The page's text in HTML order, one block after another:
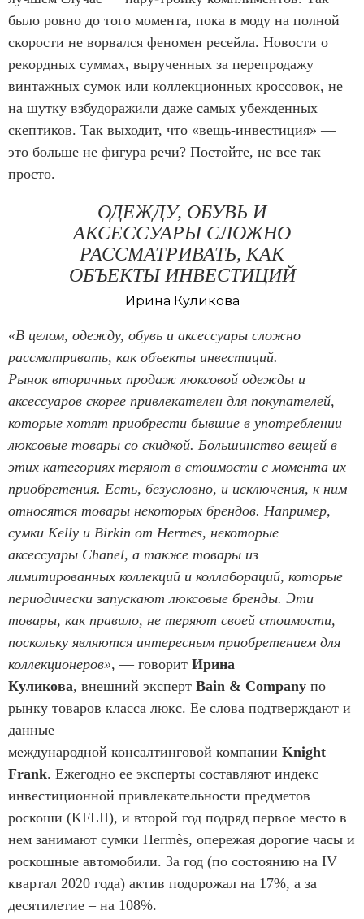
было ровно до того момента, пока в моду на полной
скорости не ворвался феномен ресейла. Новости о
рекордных суммах, вырученных за перепродажу
винтажных сумок или коллекционных кроссовок, не
на шутку взбудоражили даже самых убежденных
скептиков. Так выходит, что «вещь-инвестиция» —
это больше не фигура речи? Постойте, не все так
просто.
ОДЕЖДУ, ОБУВЬ И
АКСЕССУАРЫ СЛОЖНО
РАССМАТРИВАТЬ, КАК
ОБЪЕКТЫ ИНВЕСТИЦИЙ
Ирина Куликова
«В целом, одежду, обувь и аксессуары сложно
рассматривать, как объекты инвестиций.
Рынок вторичных продаж люксовой одежды и
аксессуаров скорее привлекателен для покупателей,
которые хотят приобрести бывшие в употреблении
люксовые товары со скидкой. Большинство вещей в
этих категориях теряют в стоимости с момента их
приобретения. Есть, безусловно, и исключения, к ним
относятся товары некоторых брендов. Например,
сумки Kelly и Birkin от Hermes, некоторые
аксессуары Chanel, а также товары из
лимитированных коллекций и коллабораций, которые
периодически запускают люксовые бренды. Эти
товары, как правило, не теряют своей стоимости,
поскольку являются интересным приобретением для
коллекционеров», — говорит Ирина
Куликова, внешний эксперт Bain & Company по
рынку товаров класса люкс. Ее слова подтверждают и
данные
международной консалтинговой компании Knight
Frank. Ежегодно ее эксперты составляют индекс
инвестиционной привлекательности предметов
роскоши (KFLII), и второй год подряд первое место в
нем занимают сумки Hermès, опережая дорогие часы и
роскошные автомобили. За год (по состоянию на IV
квартал 2020 года) актив подорожал на 17%, а за
десятилетие – на 108%.